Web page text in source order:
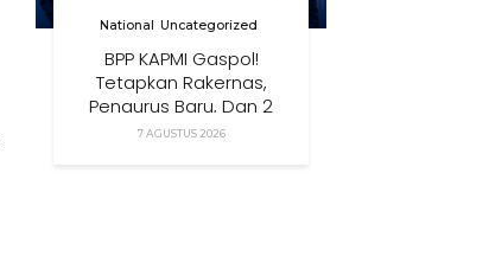
National Uncategorized
BPP KAPMI Gaspol!
Tetapkan Rakernas,
Pengurus Baru, Dan 2
Satgas Strategis
7 AGUSTUS 2026